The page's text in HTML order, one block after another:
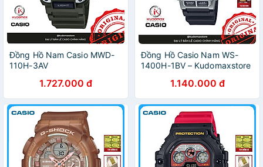
Đồng Hồ Nam Casio MWD-
110H-3AV
1.727.000 đ
Đồng Hồ Casio Nam WS-
1400H-1BV – Kudomaxstore
1.140.000 đ